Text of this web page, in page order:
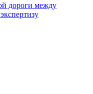
дороги между